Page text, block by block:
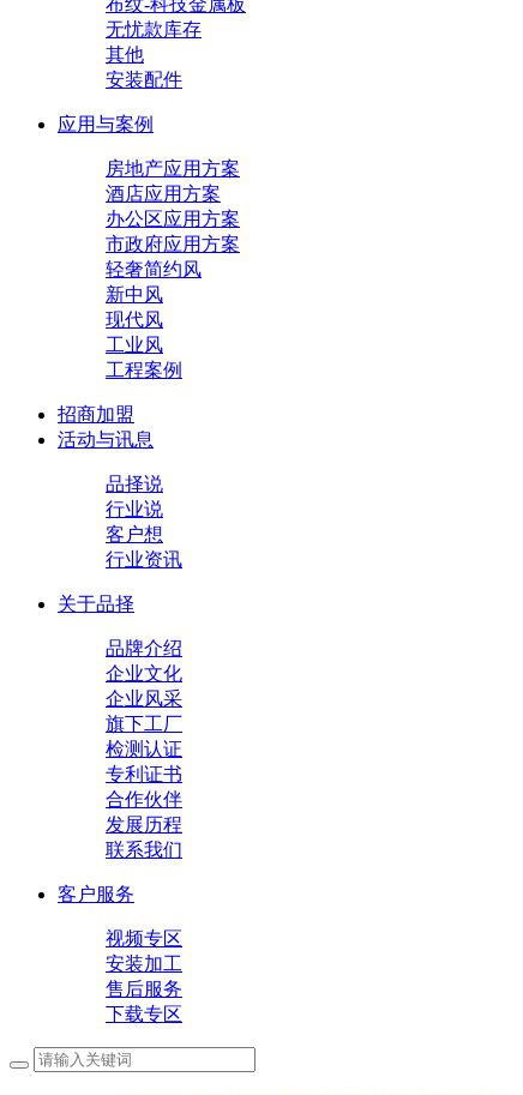
布纹-科技金属板
无忧款库存
其他
安装配件
应用与案例
房地产应用方案
酒店应用方案
办公区应用方案
市政府应用方案
轻奢简约风
新中风
现代风
工业风
工程案例
招商加盟
活动与讯息
品择说
行业说
客户想
行业资讯
关于品择
品牌介绍
企业文化
企业风采
旗下工厂
检测认证
专利证书
合作伙伴
发展历程
联系我们
客户服务
视频专区
安装加工
售后服务
下载专区